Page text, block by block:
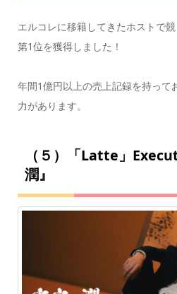
エルコレに移籍してきたホストで
第1位を獲得しました！
年間1億円以上の売上記録を持って
力があります。
（５）「Latte」
潤』